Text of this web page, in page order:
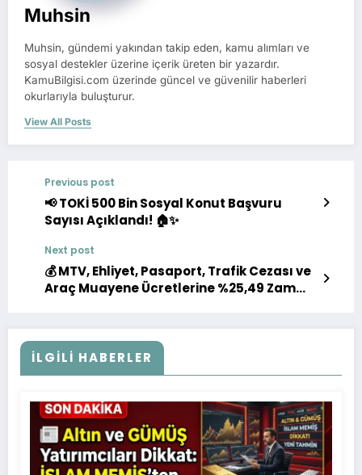
Muhsin
Muhsin, gündemi yakından takip eden, kamu alımları ve
sosyal destekler üzerine içerik üreten bir yazardır.
KamuBilgisi.com üzerinde güncel ve güvenilir haberleri
okurlarıyla buluşturur.
View All Posts
Previous post
📢 TOKİ 500 Bin Sosyal Konut Başvuru
Sayısı Açıklandı! 🏠✨
Next post
💰 MTV, Ehliyet, Pasaport, Trafik Cezası ve
Araç Muayene Ücretlerine %25,49 Zam
İLGILI HABERLER